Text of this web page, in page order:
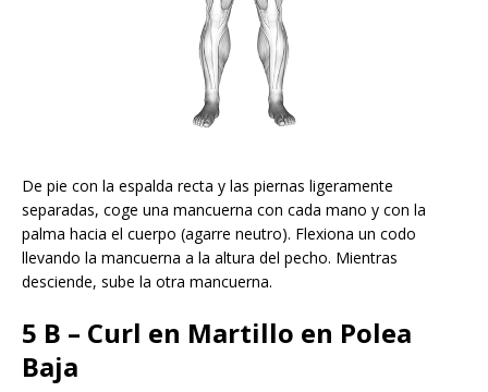
De pie con la espalda recta y las piernas ligeramente
separadas, coge una mancuerna con cada mano y con la
palma hacia el cuerpo (agarre neutro). Flexiona un codo
llevando la mancuerna a la altura del pecho. Mientras
desciende, sube la otra mancuerna.
5 B – Curl en Martillo en Polea
Baja